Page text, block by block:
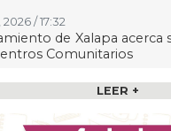
/ 17:32
de Xalapa acerca
Comunitarios
/ 17:15
e ICATVER
en beneficio de las y los
LEER +